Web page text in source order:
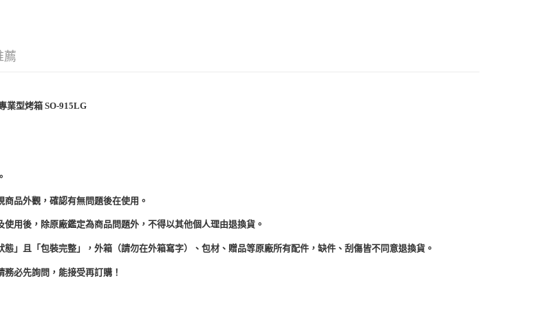
薦
業型烤箱 SO-915LG
品外觀，確認有無問題後在使用。
使用後，除原廠鑑定為商品問題外，不得以其他個人理由退換貨。
態」且「包裝完整」，外箱（請勿在外箱寫字）、包材、贈品等原廠所有配件，缺件、刮傷皆不同意退換貨。
必先詢問，能接受再訂購！